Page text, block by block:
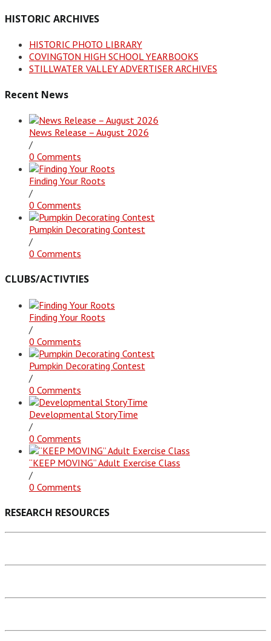
HISTORIC ARCHIVES
HISTORIC PHOTO LIBRARY
COVINGTON HIGH SCHOOL YEARBOOKS
STILLWATER VALLEY ADVERTISER ARCHIVES
Recent News
News Release – August 2026
/
0 Comments
Finding Your Roots
/
0 Comments
Pumpkin Decorating Contest
/
0 Comments
CLUBS/ACTIVTIES
Finding Your Roots
/
0 Comments
Pumpkin Decorating Contest
/
0 Comments
Developmental StoryTime
/
0 Comments
“KEEP MOVING” Adult Exercise Class
/
0 Comments
RESEARCH RESOURCES